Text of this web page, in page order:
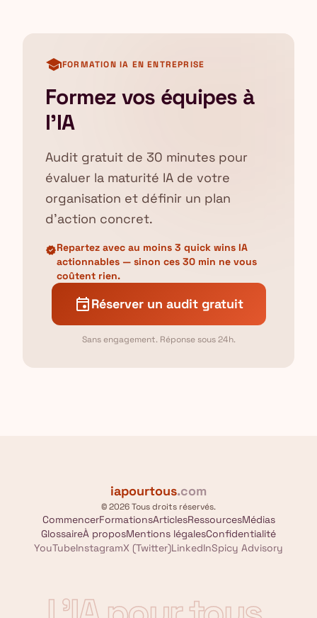
schoolFORMATION IA EN ENTREPRISE
Formez vos équipes à
l'IA
Audit gratuit de 30 minutes pour
évaluer la maturité IA de votre
organisation et définir un plan
d'action concret.
verifiedRepartez avec au moins 3 quick wins IA
actionnables — sinon ces 30 min ne vous
coûtent rien.
eventRéserver un audit gratuit
Sans engagement. Réponse sous 24h.
iapourtous.com
© 2026 Tous droits réservés.
CommencerFormationsArticlesRessourcesMédias
GlossaireÀ proposMentions légalesConfidentialité
YouTubeInstagramX (Twitter)LinkedInSpicy Advisory